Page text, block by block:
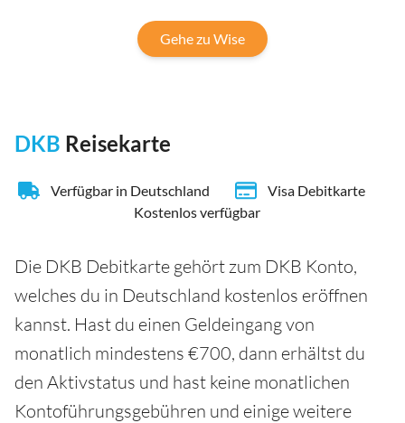
Gehe zu Wise
DKB Reisekarte
Verfügbar in Deutschland
Visa Debitkarte
Kostenlos verfügbar
Die DKB Debitkarte gehört zum DKB Konto,
welches du in Deutschland kostenlos eröffnen
kannst. Hast du einen Geldeingang von
monatlich mindestens €700, dann erhältst du
den Aktivstatus und hast keine monatlichen
Kontoführungsgebühren und einige weitere